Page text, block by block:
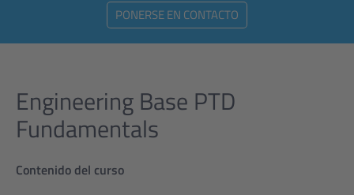
PONERSE EN CONTACTO
Engineering Base PTD
Fundamentals
Contenido del curso